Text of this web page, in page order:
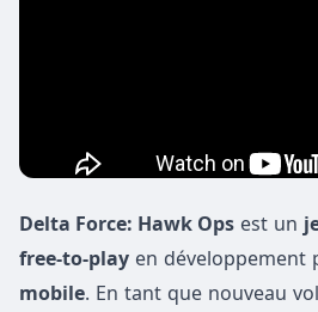
Delta Force: Hawk Ops est un
free-to-play en développement
mobile. En tant que nouveau